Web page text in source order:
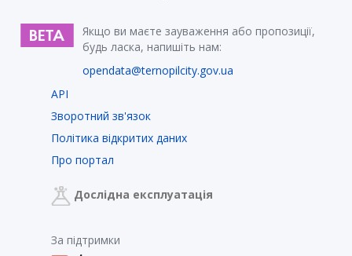
Якщо ви маєте зауваження або пропозиції,
будь ласка, напишіть нам:
opendata@ternopilcity.gov.ua
API
Зворотний зв'язок
Політика відкритих даних
Про портал
Дослідна експлуатація
За підтримки